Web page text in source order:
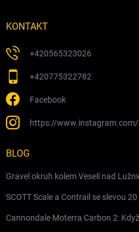
KONTAKT
+420565323026
+420775322782
Facebook
https://
BLOG
Gravel okruh kolem Veselí nad
SCOTT Scale a Contrail se slevou 20
Cannondale Moterra Carbon 2: